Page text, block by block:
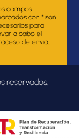
campos
con * son
para
a cabo el
de envío.
reservados.